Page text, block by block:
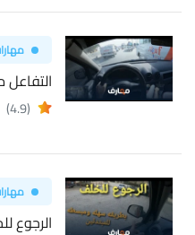
التفاعل
(4.9)
الرجوع